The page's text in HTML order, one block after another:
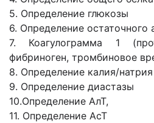
5. Определение глюкозы
6. Определение остаточного
7. Коагулограмма 1
фибриноген, тромбиновое
8. Определение калия/натрия
9. Определение диастазы
10.Определение АлТ,
11. Определение АсТ